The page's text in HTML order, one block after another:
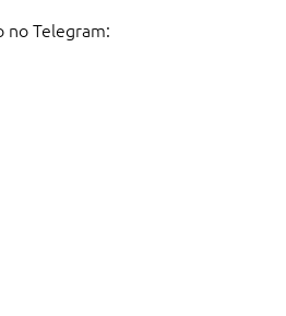
no Telegram: